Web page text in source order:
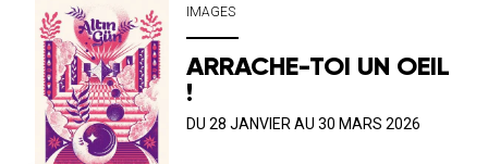
cesse d’exercer son œil et son a...
IMAGES
ARRACHE-TOI UN OEIL
!
DU 28 JANVIER AU 30 MARS 2026